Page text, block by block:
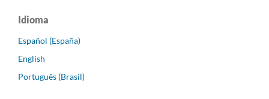
Idioma
Español (España)
English
Português (Brasil)